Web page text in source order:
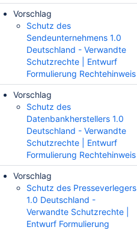
Vorschlag
Schutz des
Sendeunternehmens 1.0
Deutschland - Verwandte
Schutzrechte | Entwurf
Formulierung Rechtehinweis
Vorschlag
Schutz des
Datenbankherstellers 1.0
Deutschland - Verwandte
Schutzrechte | Entwurf
Formulierung Rechtehinweis
Vorschlag
Schutz des Presseverlegers
1.0 Deutschland -
Verwandte Schutzrechte |
Entwurf Formulierung